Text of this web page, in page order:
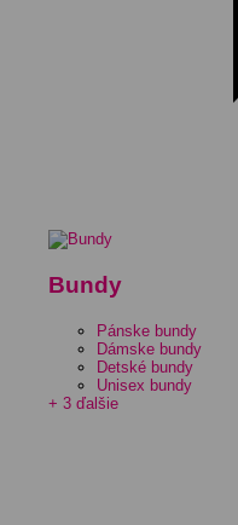
Bundy
Pánske bundy
Dámske bundy
Detské bundy
Unisex bundy
+ 3 ďalšie